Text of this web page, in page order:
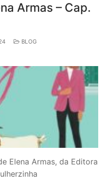
Armas – Cap.
BLOG
Elena Armas, da Editora